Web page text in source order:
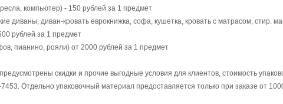
компьютер) - 150 рублей за 1 предмет
диваны, диван-кровать еврокнижка, софа, кушетка, кровать с матрасом, стир.
рублей за 1 предмет
пианино, рояли) от 2000 рублей за 1 предмет
скидки и прочие выгодные условия для клиентов, стоимость
Отдельно упаковочный материал предоставляется только при заказе от